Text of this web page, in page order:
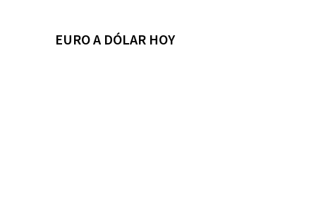
EURO A DÓLAR HOY